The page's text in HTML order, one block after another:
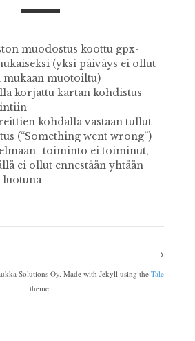
muodostus koottu gpx-
(yksi päiväys ei ollut
mukaan muotoiltu)
korjattu kartan kohdistus
kohdalla vastaan tullut
(“Something went wrong”)
-toiminto ei toiminut,
ei ollut ennestään yhtään
luotuna
→
Solutions Oy. Made with Jekyll using the Tale
theme.